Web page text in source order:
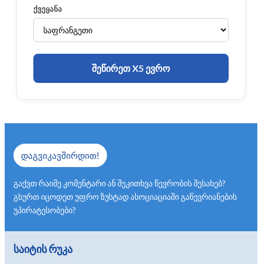
ქვეყანა
შეწირეთ X5 ევრო
დაგვიკავშირდით!
გაქვთ რაიმე კომენტარი ან შეკითხვა წევრობის შესახებ?
გსურთ იცოდეთ უფრო ზუსტად ასოციაციაში გაწევრიანების
უპირატესობები?
საიტის რუკა